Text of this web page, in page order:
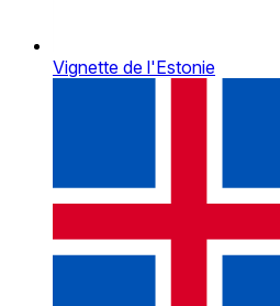
Vignette de l'Estonie